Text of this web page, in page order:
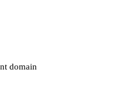
domain